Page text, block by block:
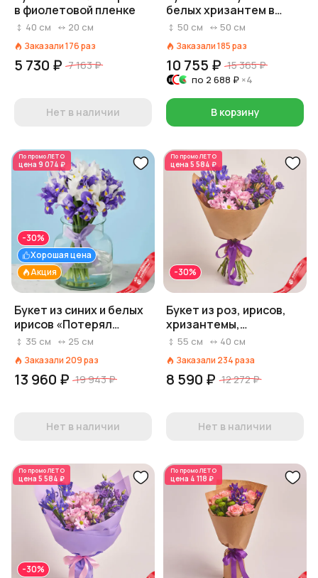
в фиолетовой пленке
40 см 20 см
Заказали176раз
5 730 ₽ 7 163 ₽
Нет в наличии
белых хризантем в
бежевой пленке
50 см 50 см
Заказали185раз
10 755 ₽ 15 365 ₽
по 2 688 ₽ ×4
В корзину
По промоЛЕТО
цена 9 074 ₽
Акция
Хорошая цена
-30%
Букет из синих и белых
ирисов «Потерял
сердце»
35 см 25 см
Заказали 209раз
13 960 ₽ 19 943 ₽
Нет в наличии
По промоЛЕТО
цена 5 584 ₽
-30%
Букет из роз, ирисов,
хризантемы,
лизиантусов в крафте
55 см 40 см
Заказали 234раза
8 590 ₽ 12 272 ₽
Нет в наличии
По промоЛЕТО
цена 5 584 ₽
-30%
По промоЛЕТО
цена 4 118 ₽